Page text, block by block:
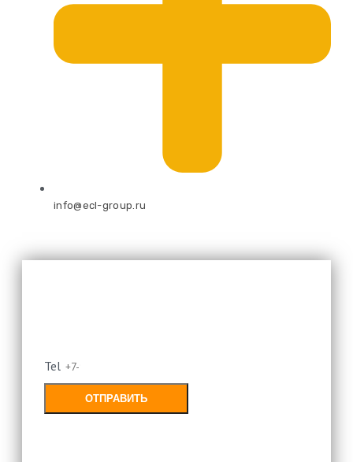
info@ecl-group.ru
Tel
ОТПРАВИТЬ